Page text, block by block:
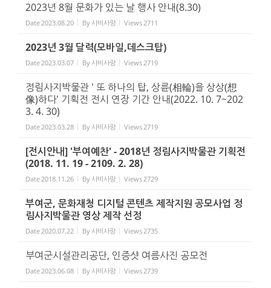
2023년 8월 문화가 있는 날 행사 안내(8.30)
Date2023.08.20 By사비사랑 Views2711
2023년 3월 달력(모바일,데스크탑)
Date2023.03.07 By사비사랑 Views2719
정림사지박물관 ' 또 하나의 탑, 상륜(相輪)을 상상(想
像)하다' 기획전 전시 연장 기간 안내(2022. 10. 7~202
3. 4. 30)
Date2023.03.28 By사비사랑 Views2719
[전시안내] '부여예찬' - 2018년 정림사지박물관 기획전
(2018. 11. 19 - 2109. 2. 28)
Date2018.11.26 By사비사랑 Views2729
부여군, 문화재청 디지털 콘텐츠 제작지원 공모사업 정
림사지박물관 영상 제작 선정
Date2020.07.22 By사비사랑 Views2735
부여군시설관리공단, 인증샷 여름사진 공모전
Date2023.06.08 By사비사랑 Views2739